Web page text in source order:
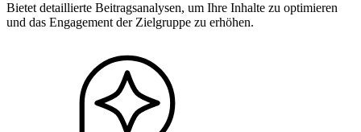
Bietet detaillierte Beitragsanalysen, um Ihre Inhalte zu optimieren
und das Engagement der Zielgruppe zu erhöhen.